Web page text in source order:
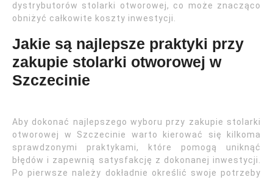
dystrybutorów stolarki otworowej, co może znacząco
obniżyć całkowite koszty inwestycji.
Jakie są najlepsze praktyki przy
zakupie stolarki otworowej w
Szczecinie
Aby dokonać najlepszego wyboru przy zakupie stolarki
otworowej w Szczecinie warto kierować się kilkoma
sprawdzonymi praktykami, które pomogą uniknąć
błędów i zapewnią satysfakcję z dokonanej inwestycji.
Po pierwsze należy dokładnie określić swoje potrzeby